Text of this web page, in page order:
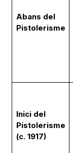
Abans del
Pistolerisme
Inici del
Pistolerisme
(c. 1917)